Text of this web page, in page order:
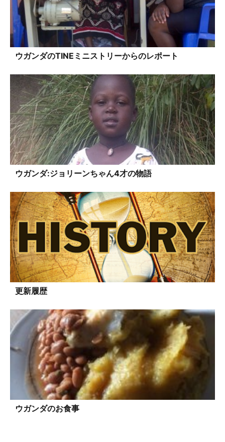
ウガンダのTINEミニストリーからのレポート
ウガンダ:ジョリーンちゃん4才の物語
更新履歴
ウガンダのお食事